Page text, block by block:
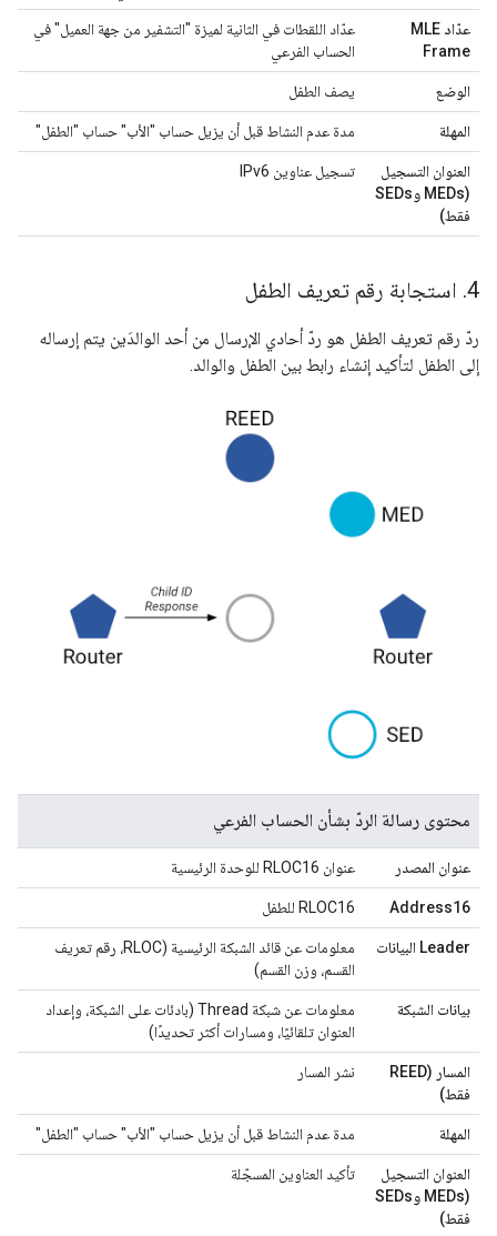
عدّاد MLE
Frame
عدّاد اللقطات في الثانية لميزة "التشفير من جهة العميل" في
الحساب الفرعي
الوضع يصف الطفل
المهلة مدة عدم النشاط قبل أن يزيل حساب "الأب" حساب "الطفل"
العنوان التسجيل
(MEDs وSEDs
فقط)
تسجيل عناوين IPv6
4
. استجابة رقم تعريف الطفل
ردّ رقم تعريف الطفل هو ردّ أحادي الإرسال من أحد الوالدَين يتم إرساله
إلى الطفل لتأكيد إنشاء رابط بين الطفل والوالد.
محتوى رسالة الردّ بشأن الحساب الفرعي
عنوان المصدر عنوان RLOC16 للوحدة الرئيسية
Address16 RLOC16 للطفل
Leader البيانات
معلومات عن قائد الشبكة الرئيسية (RLOC، رقم تعريف
القسم، وزن القسم)
بيانات الشبكة
معلومات عن شبكة Thread (بادئات على الشبكة، وإعداد
العنوان تلقائيًا، ومسارات أكثر تحديدًا)
المسار (REED
فقط)
نشر المسار
المهلة مدة عدم النشاط قبل أن يزيل حساب "الأب" حساب "الطفل"
العنوان التسجيل
(MEDs وSEDs
فقط)
تأكيد العناوين المسجّلة